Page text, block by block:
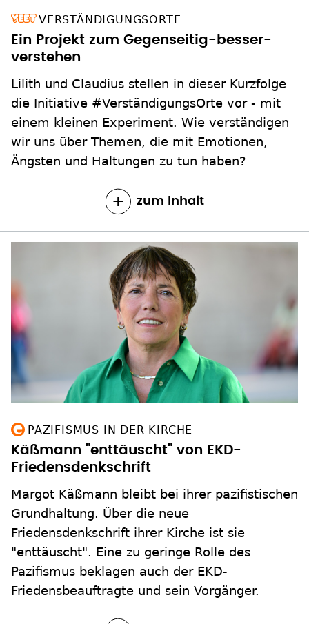
VERSTÄNDIGUNGSORTE
Ein Projekt zum Gegenseitig-besser-
verstehen
Lilith und Claudius stellen in dieser Kurzfolge
die Initiative #VerständigungsOrte vor - mit
einem kleinen Experiment. Wie verständigen
wir uns über Themen, die mit Emotionen,
Ängsten und Haltungen zu tun haben?
zum Inhalt
PAZIFISMUS IN DER KIRCHE
Käßmann "enttäuscht" von EKD-
Friedensdenkschrift
Margot Käßmann bleibt bei ihrer pazifistischen
Grundhaltung. Über die neue
Friedensdenkschrift ihrer Kirche ist sie
"enttäuscht". Eine zu geringe Rolle des
Pazifismus beklagen auch der EKD-
Friedensbeauftragte und sein Vorgänger.